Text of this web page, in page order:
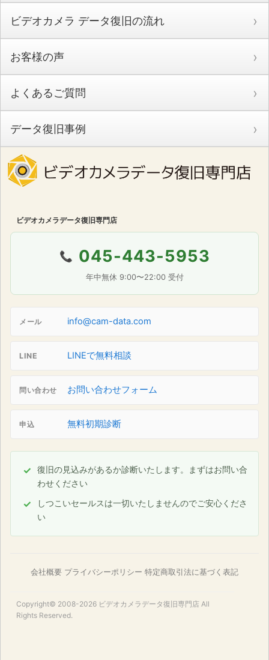
ビデオカメラ データ復旧の流れ
お客様の声
よくあるご質問
データ復旧事例
ビデオカメラデータ復旧専門店
📞 045-443-5953
年中無休 9:00〜22:00 受付
メール info@cam-data.com
LINE LINEで無料相談
問い合わせ お問い合わせフォーム
申込 無料初期診断
復旧の見込みがあるか診断いたします。まずはお問い合
わせください
しつこいセールスは一切いたしませんのでご安心くださ
い
会社概要 プライバシーポリシー 特定商取引法に基づく表記
Copyright© 2008-2026 ビデオカメラデータ復旧専門店 All
Rights Reserved.